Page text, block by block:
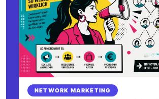
NETWORK MARKETING